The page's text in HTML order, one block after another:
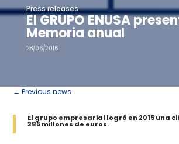
Press releases
El GRUPO ENUSA
Memoria anual
28/06/2016
←Previous news
El grupo empresarial logró en 2015 una
385 millones de euros.